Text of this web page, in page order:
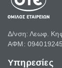
Δ/νση: Λεωφ.
ΑΦΜ:
Υπηρεσίες